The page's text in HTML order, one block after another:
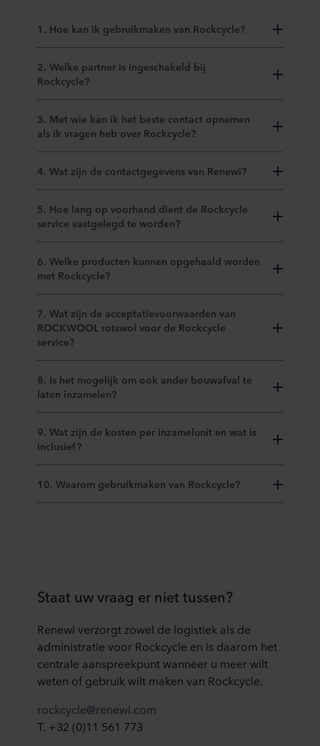
1. Hoe kan ik gebruikmaken van Rockcycle?
2. Welke partner is ingeschakeld bij
Rockcycle?
3. Met wie kan ik het beste contact opnemen
als ik vragen heb over Rockcycle?
4. Wat zijn de contactgegevens van Renewi?
5. Hoe lang op voorhand dient de Rockcycle
service vastgelegd te worden?
6. Welke producten kunnen opgehaald worden
met Rockcycle?
7. Wat zijn de acceptatievoorwaarden van
ROCKWOOL rotswol voor de Rockcycle
service?
8. Is het mogelijk om ook ander bouwafval te
laten inzamelen?
9. Wat zijn de kosten per inzamelunit en wat is
inclusief?
10. Waarom gebruikmaken van Rockcycle?
Staat uw vraag er niet tussen?
Renewi verzorgt zowel de logistiek als de
administratie voor Rockcycle en is daarom het
centrale aanspreekpunt wanneer u meer wilt
weten of gebruik wilt maken van Rockcycle.
rockcycle@renewi.com
T. +32 (0)11 561 773